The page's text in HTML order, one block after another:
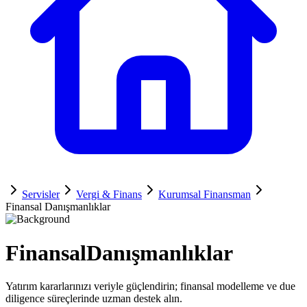
Servisler Vergi & Finans
Kurumsal Finansman
Finansal Danışmanlıklar
FinansalDanışmanlıklar
Yatırım kararlarınızı veriyle güçlendirin; finansal modelleme ve due
diligence süreçlerinde uzman destek alın.